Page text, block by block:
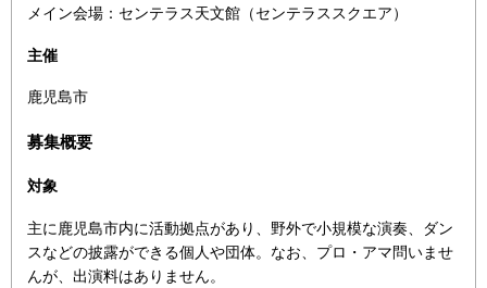
メイン会場：センテラス天文館（センテラススクエア）
主催
鹿児島市
募集概要
対象
主に鹿児島市内に活動拠点があり、野外で小規模な演奏、ダン
スなどの披露ができる個人や団体。なお、プロ・アマ問いませ
んが、出演料はありません。